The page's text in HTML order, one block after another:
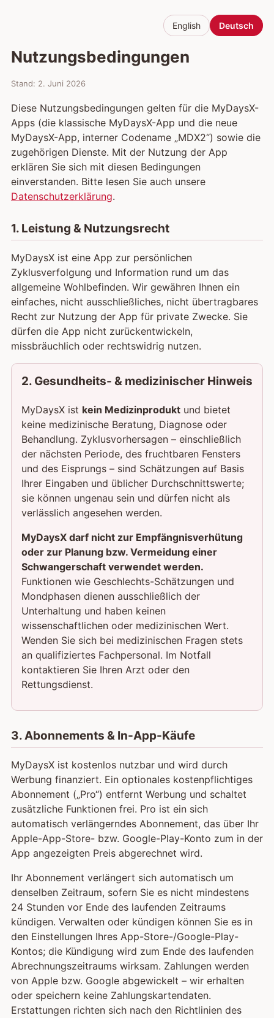
English Deutsch
Nutzungsbedingungen
Stand: 2. Juni 2026
Diese Nutzungsbedingungen gelten für die MyDaysX-
Apps (die klassische MyDaysX-App und die neue
MyDaysX-App, interner Codename „MDX2“) sowie die
zugehörigen Dienste. Mit der Nutzung der App
erklären Sie sich mit diesen Bedingungen
einverstanden. Bitte lesen Sie auch unsere
Datenschutzerklärung.
1. Leistung & Nutzungsrecht
MyDaysX ist eine App zur persönlichen
Zyklusverfolgung und Information rund um das
allgemeine Wohlbefinden. Wir gewähren Ihnen ein
einfaches, nicht ausschließliches, nicht übertragbares
Recht zur Nutzung der App für private Zwecke. Sie
dürfen die App nicht zurückentwickeln,
missbräuchlich oder rechtswidrig nutzen.
2. Gesundheits- & medizinischer Hinweis
MyDaysX ist kein Medizinprodukt und bietet
keine medizinische Beratung, Diagnose oder
Behandlung. Zyklusvorhersagen – einschließlich
der nächsten Periode, des fruchtbaren Fensters
und des Eisprungs – sind Schätzungen auf Basis
Ihrer Eingaben und üblicher Durchschnittswerte;
sie können ungenau sein und dürfen nicht als
verlässlich angesehen werden.
MyDaysX darf nicht zur Empfängnisverhütung
oder zur Planung bzw. Vermeidung einer
Schwangerschaft verwendet werden.
Funktionen wie Geschlechts-Schätzungen und
Mondphasen dienen ausschließlich der
Unterhaltung und haben keinen
wissenschaftlichen oder medizinischen Wert.
Wenden Sie sich bei medizinischen Fragen stets
an qualifiziertes Fachpersonal. Im Notfall
kontaktieren Sie Ihren Arzt oder den
Rettungsdienst.
3. Abonnements & In-App-Käufe
MyDaysX ist kostenlos nutzbar und wird durch
Werbung finanziert. Ein optionales kostenpflichtiges
Abonnement („Pro“) entfernt Werbung und schaltet
zusätzliche Funktionen frei. Pro ist ein sich
automatisch verlängerndes Abonnement, das über Ihr
Apple-App-Store- bzw. Google-Play-Konto zum in der
App angezeigten Preis abgerechnet wird.
Ihr Abonnement verlängert sich automatisch um
denselben Zeitraum, sofern Sie es nicht mindestens
24 Stunden vor Ende des laufenden Zeitraums
kündigen. Verwalten oder kündigen können Sie es in
den Einstellungen Ihres App-Store-/Google-Play-
Kontos; die Kündigung wird zum Ende des laufenden
Abrechnungszeitraums wirksam. Zahlungen werden
von Apple bzw. Google abgewickelt – wir erhalten
oder speichern keine Zahlungskartendaten.
Erstattungen richten sich nach den Richtlinien des